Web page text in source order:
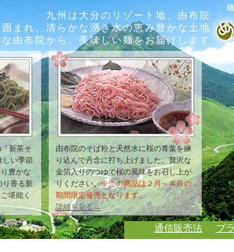
九州は大分のリゾート地、由布院
まれ、清らかな湧き水の恵み豊かな土地
な由布院から、美味しい麺をお届けします
新茶そ
しい季節
豊かな
り香る新
堪能く
由布院のそば粉と天然水に桜の青葉を練
り込んで丹念に打ち上げました。贅沢な
金箔入りのつゆで桜の風味をお召し上が
りください。※この商品は２月～４月の
期間限定発売となります。
詳細を見る→
プ
通信販売法